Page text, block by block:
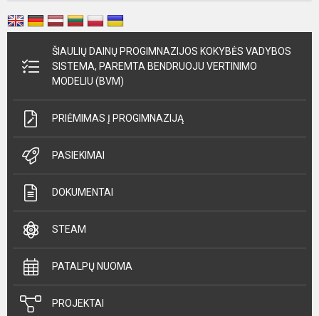
ŠIAULIŲ DAINŲ PROGIMNAZIJOS KOKYBĖS VADYBOS
SISTEMA, PAREMTA BENDRUOJU VERTINIMO
MODELIU (BVM)
PRIĖMIMAS Į PROGIMNAZIJĄ
PASIEKIMAI
DOKUMENTAI
STEAM
PATALPŲ NUOMA
PROJEKTAI